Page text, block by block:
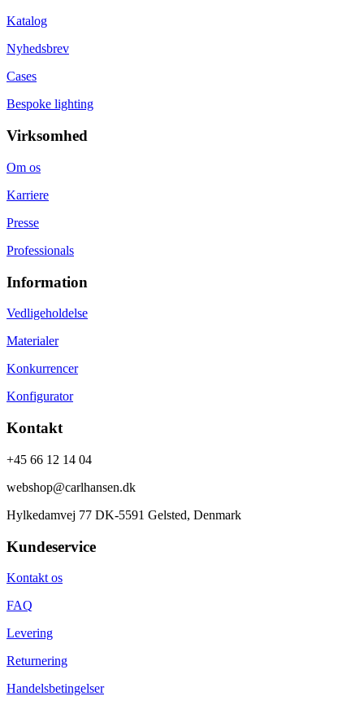
Katalog
Nyhedsbrev
Cases
Bespoke lighting
Virksomhed
Om os
Karriere
Presse
Professionals
Information
Vedligeholdelse
Materialer
Konkurrencer
Konfigurator
Kontakt
+45 66 12 14 04
webshop@carlhansen.dk
Hylkedamvej 77 DK-5591 Gelsted, Denmark
Kundeservice
Kontakt os
FAQ
Levering
Returnering
Handelsbetingelser